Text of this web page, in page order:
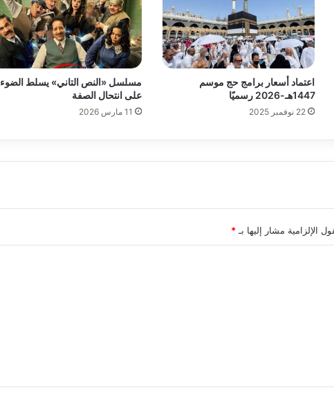
اعتماد أسعار برامج حج موسم
1447هـ-2026 رسميًا
22 نوفمبر 2025
مسلسل «النص التاني» يسلط الضوء
على انتحال الصفة
11 مارس 2026
الإلزامية مشار إليها بـ *